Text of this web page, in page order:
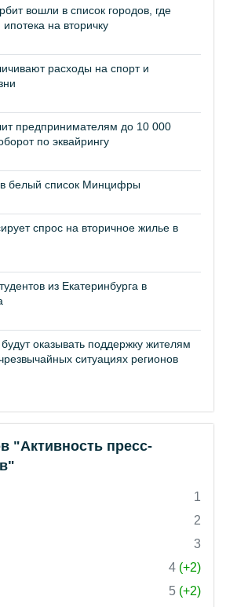
вошли в список городов, где
на вторичку
расходы на спорт и
предпринимателям до 10 000
по эквайрингу
белый список Минцифры
спрос на вторичное жилье в
из Екатеринбурга в
оказывать поддержку жителям
ситуациях регионов
"Активность пресс-
1
2
3
4 (+2)
5 (+2)